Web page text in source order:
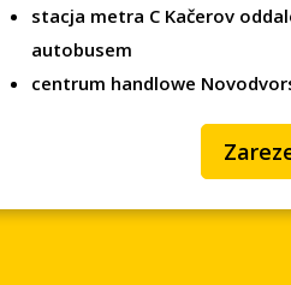
stacja metra C Kačerov
autobusem
centrum handlowe